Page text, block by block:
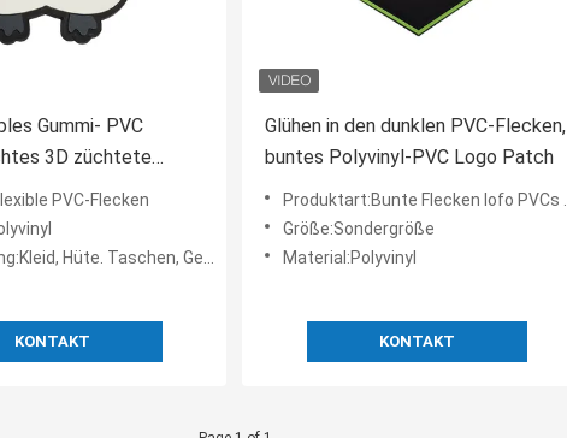
Gummi- PVC
3D züchtete
Patch aus
PVC-Flecken
Hüte. Taschen, Gepäckkasten, etc.
KONTAKT
Glühen in den dunklen PVC-Flecken,
buntes Polyvinyl-PVC Logo Patch
Produktart:Bunte Flecken lofo PVCs 3D
Größe:Sondergröße
Material:Polyvinyl
KONTAKT